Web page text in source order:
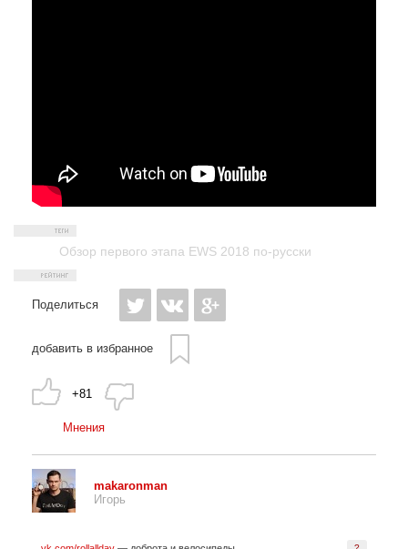
Обзор первого этапа EWS 2018 по-русски
Поделиться
добавить в избранное
+81
Мнения
makaronman
Игорь